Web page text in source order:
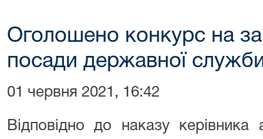
Оголошено конкурс на
посади державної служби
01 червня 2021, 16:42
Відповідно до наказу керівника